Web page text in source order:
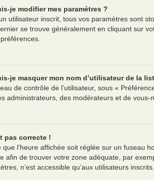
je modifier mes paramètres ?
utilisateur inscrit, tous vos paramètres sont
se trouve généralement en cliquant sur
je masquer mon nom d’utilisateur de la
de contrôle de l’utilisateur, sous «
administrateurs, des modérateurs et de
pas correcte !
que l’heure affichée soit réglée sur un fuseau
afin de trouver votre zone adéquate, par
n’est accessible qu’aux utilisateurs